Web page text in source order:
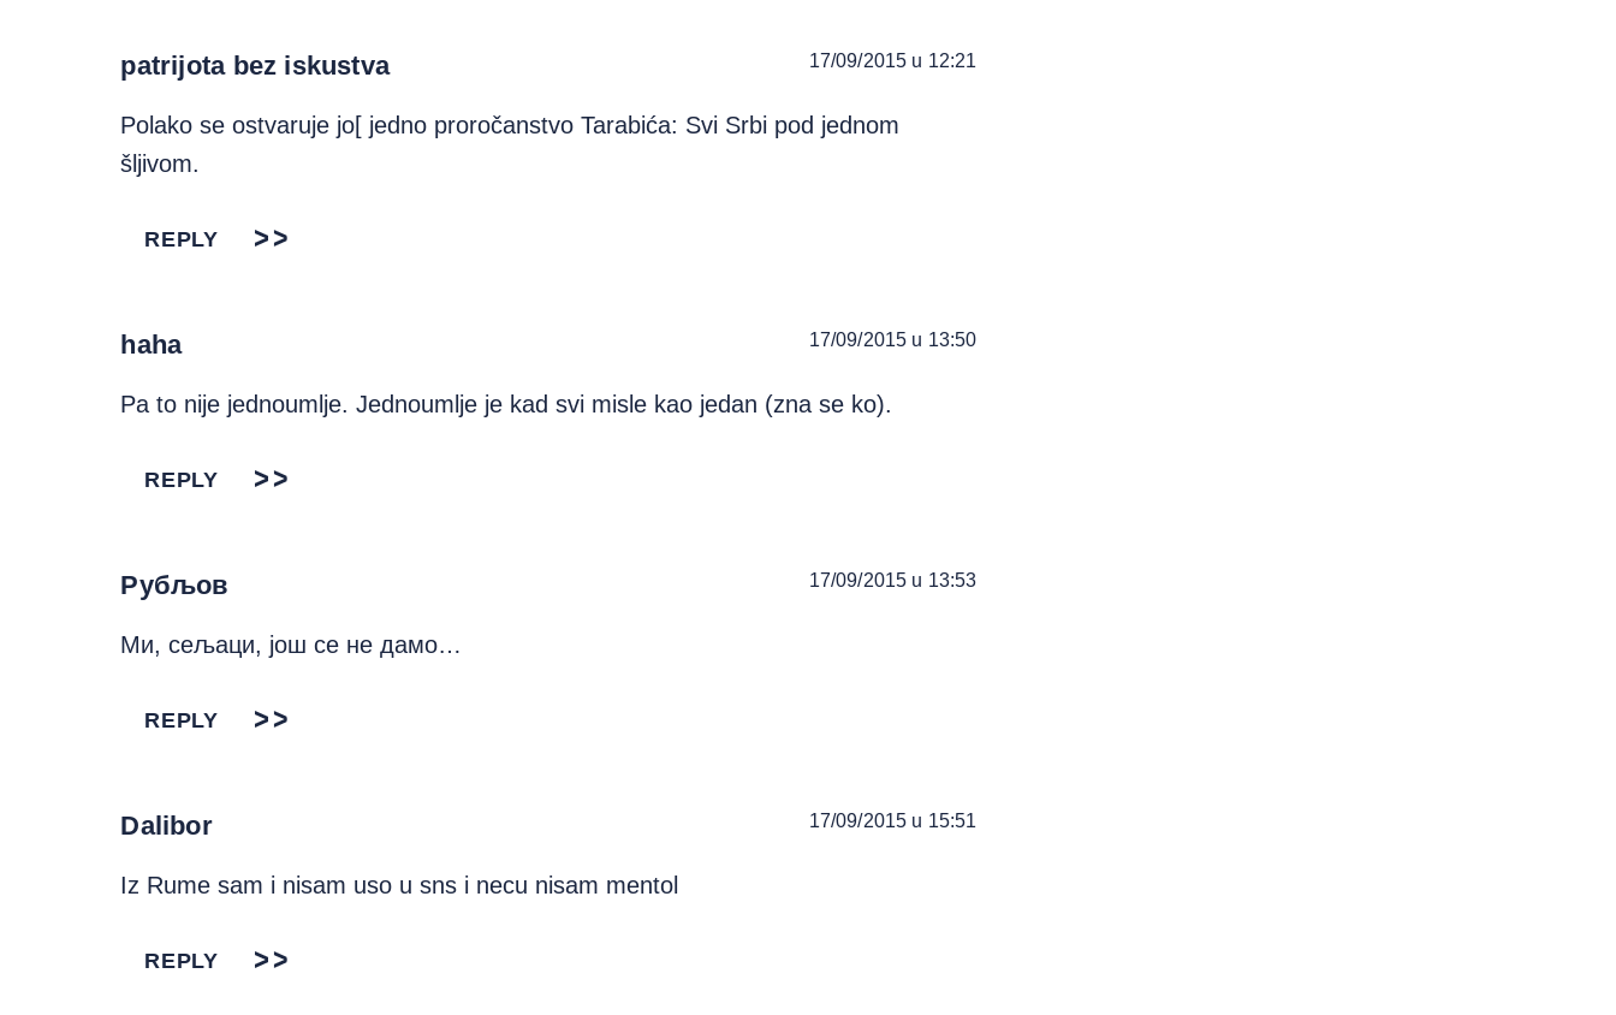
patrijota bez iskustva 17/09/2015 u 12:21
Polako se ostvaruje jo[ jedno proročanstvo Tarabića: Svi Srbi pod jednom
šljivom.
REPLY
haha 17/09/2015 u 13:50
Pa to nije jednoumlje. Jednoumlje je kad svi misle kao jedan (zna se ko).
REPLY
Рубљов 17/09/2015 u 13:53
Ми, сељаци, још се не дамо…
REPLY
Dalibor 17/09/2015 u 15:51
Iz Rume sam i nisam uso u sns i necu nisam mentol
REPLY